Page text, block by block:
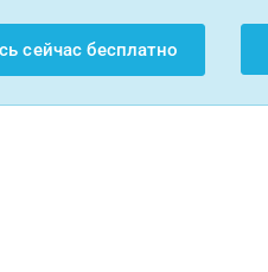
сейчас бесплатно